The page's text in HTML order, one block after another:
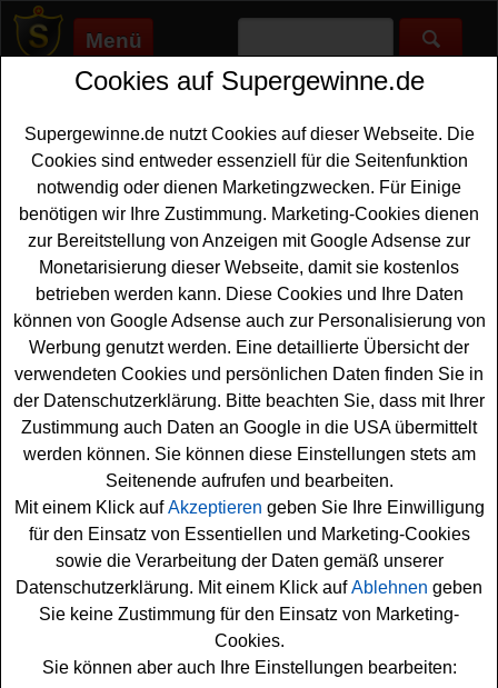
Menü
Supergewinne.de>Gewinnspiele>Reise Gewinnspiele>Pom-
Anzeige:
Anzeige:
Pom-Bär Gewinnspiel - mit
Kassenbon gewinnen
Ein tolles Pom-Bär Gewinnspiel mit Kassenbon für alle
Gewinner, die gern einen schönen Freizeitpark
Erlebnisaufenthalt gewinnenmöchten. Pom-Bär verlost
als Hauptgewinne 15x einen Erlebnisaufenthalt im
Europa-Park mit Übernachtung im Hotel sowie Europa
Park Tickets und Karten für die Wasserwelt Rulantica für
je vier Personen. Zusätzlich warten 50x 2Europa Park
Ticketsauf glückliche Gewinner.
Falls Sie bei dem Pom-Bär Gewinnspiel mitmachen
möchten, müssen Sie im Aktionszeitraum POM-BÄR
Crizzlies kaufen und auf pom-baer-gewinnspiel.de Ihren
Kassenbon hochladen. Vielleicht haben Sie ja Glück und
können die
Cookies auf Supergewinne.de
Supergewinne.de nutzt Cookies auf dieser Webseite. Die
Cookies sind entweder essenziell für die Seitenfunktion
notwendig oder dienen Marketingzwecken. Für Einige
benötigen wir Ihre Zustimmung. Marketing-Cookies dienen
zur Bereitstellung von Anzeigen mit Google Adsense zur
Monetarisierung dieser Webseite, damit sie kostenlos
betrieben werden kann. Diese Cookies und Ihre Daten
können von Google Adsense auch zur Personalisierung von
Werbung genutzt werden. Eine detaillierte Übersicht der
verwendeten Cookies und persönlichen Daten finden Sie in
der Datenschutzerklärung. Bitte beachten Sie, dass mit Ihrer
Zustimmung auch Daten an Google in die USA übermittelt
werden können. Sie können diese Einstellungen stets am
Seitenende aufrufen und bearbeiten.
Mit einem Klick aufAkzeptieren geben Sie Ihre Einwilligung
für den Einsatz von Essentiellen und Marketing-Cookies
sowie die Verarbeitung der Daten gemäß unserer
Datenschutzerklärung. Mit einem Klick aufAblehnen geben
Sie keine Zustimmung für den Einsatz von Marketing-
Cookies.
Sie können aber auch Ihre Einstellungen bearbeiten: